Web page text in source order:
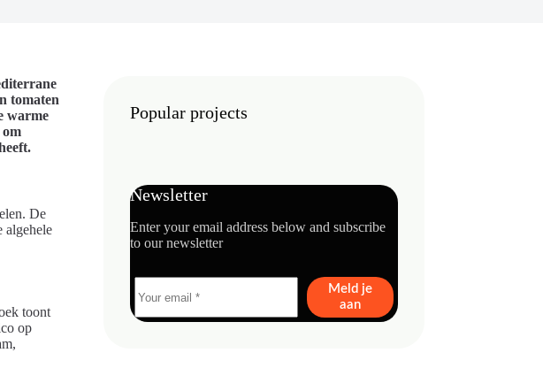
tomaten
warme
De
algehele
toont
op
Popular projects
Newsletter
Enter your email address below and subscribe
to our newsletter
Meld je
aan